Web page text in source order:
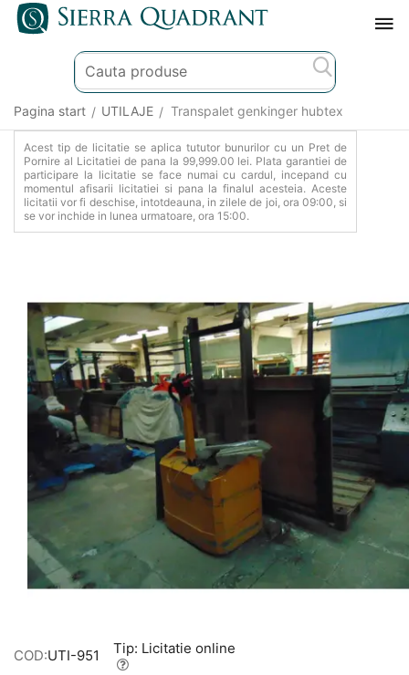
Pagina start / UTILAJE / Transpalet genkinger hubtex
Acest tip de licitatie se aplica tututor bunurilor cu un Pret de
Pornire al Licitatiei de pana la 99,999.00 lei. Plata garantiei de
participare la licitatie se face numai cu cardul, incepand cu
momentul afisarii licitatiei si pana la finalul acesteia. Aceste
licitatii vor fi deschise, intotdeauna, in zilele de joi, ora 09:00, si
se vor inchide in lunea urmatoare, ora 15:00.
COD:UTI-951 Tip: Licitatie online